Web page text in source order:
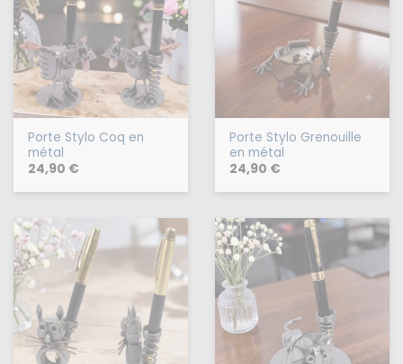
Porte Stylo Coq en
métal
24,90 €
Porte Stylo Grenouille
en métal
24,90 €